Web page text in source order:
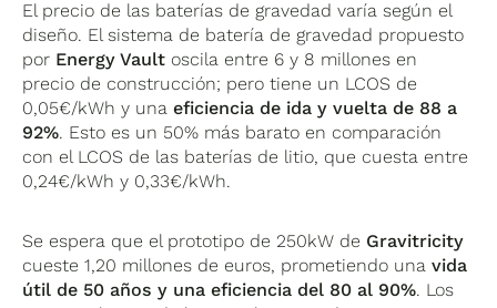
El precio de las baterías de gravedad varía según el
diseño. El sistema de batería de gravedad propuesto
por Energy Vault oscila entre 6 y 8 millones en
precio de construcción; pero tiene un LCOS de
0,05€/kWh y unaeficiencia de ida y vuelta de 88 a
92%. Esto es un 50% más barato en comparación
con el LCOS de las baterías de litio, que cuesta entre
0,24€/kWh y 0,33€/kWh.
Se espera que el prototipo de 250kW de Gravitricity
cueste 1,20 millones de euros, prometiendo unavida
útil de 50 años y una eficiencia del 80 al 90%. Los